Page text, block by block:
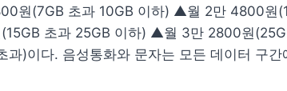
원(7GB 초과 10GB 이하) ▲월 2만 4800원
초과 25GB 이하) ▲월 3만 2800원
)이다. 음성통화와 문자는 모든 데이터 구간